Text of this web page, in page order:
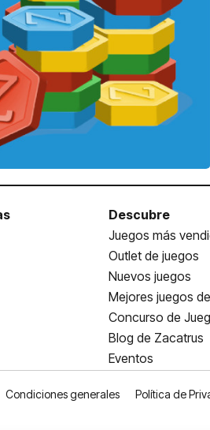
Descubre
Juegos más
Outlet de juegos
Nuevos juegos
Mejores juegos
Concurso de
Blog de Zacatrus
Eventos
Condiciones generales Política de